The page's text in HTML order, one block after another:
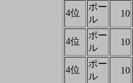
4位
ポー
ル
10
4位
ポー
ル
10
4位
ポー
ル
10